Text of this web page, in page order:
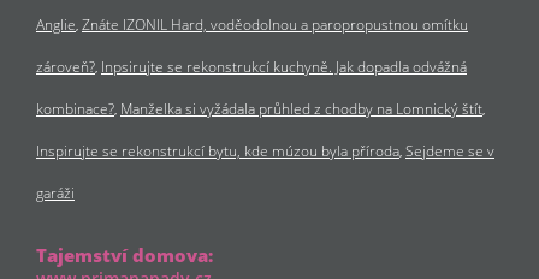
Anglie Znáte IZONIL Hard, voděodolnou a paropropustnou omítku
zároveň? Inpsirujte se rekonstrukcí kuchyně. Jak dopadla odvážná
kombinace? Manželka si vyžádala průhled z chodby na Lomnický štít
Inspirujte se rekonstrukcí bytu, kde múzou byla příroda Sejdeme se v
garáži
Tajemství domova: